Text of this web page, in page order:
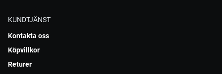
KUNDTJÄNST
Kontakta oss
Köpvillkor
Returer